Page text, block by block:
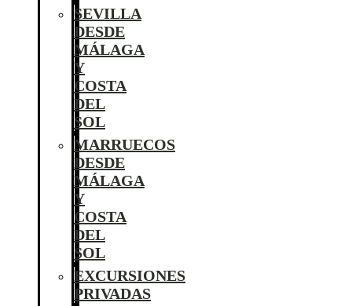
SEVILLA
DESDE
MÁLAGA
Y
COSTA
DEL
SOL
MARRUECOS
DESDE
MÁLAGA
Y
COSTA
DEL
SOL
EXCURSIONES
PRIVADAS